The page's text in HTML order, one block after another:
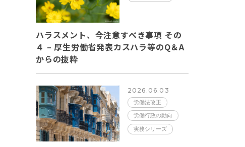
ハラスメント、今注意すべき事項 その
４ – 厚生労働省発表カスハラ等のQ＆A
からの抜粋
2026.06.03
労働法改正
労働行政の動向
実務シリーズ